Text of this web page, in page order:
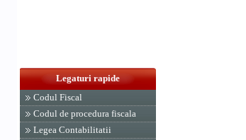
Legaturi rapide
Codul Fiscal
Codul de procedura fiscala
Legea Contabilitatii